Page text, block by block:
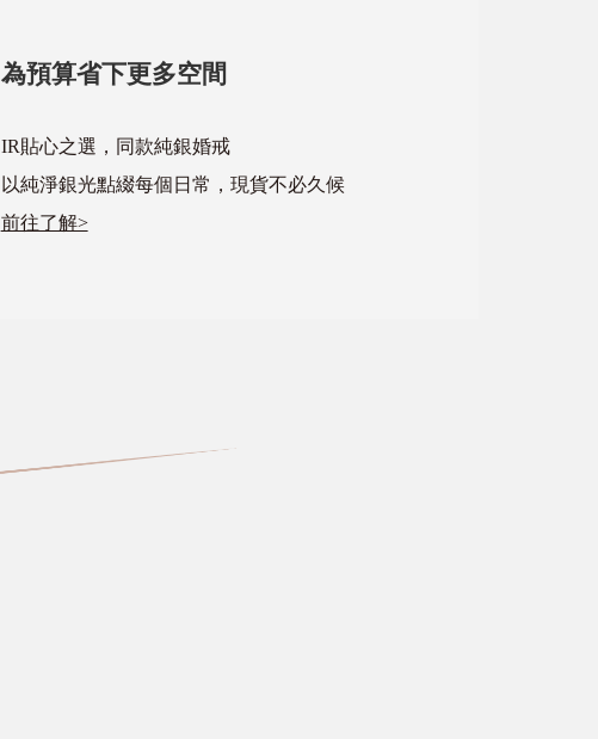
為預算省下更多空間
IR貼心之選，同款純銀婚戒
以純淨銀光點綴每個日常，現貨不必久候
前往了解>